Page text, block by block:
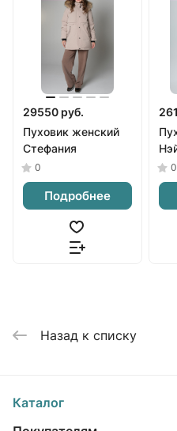
29550 руб.
Пуховик женский
Стефания
0
Подробнее
0
Назад к списку
Каталог